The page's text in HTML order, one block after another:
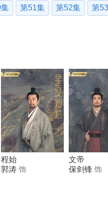
第51集 第52集 第
程始
郭涛 饰
文帝
保剑锋 饰